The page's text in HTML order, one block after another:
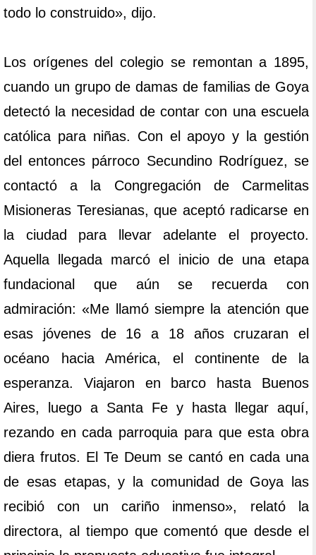
todo lo construido», dijo.
Los orígenes del colegio se remontan a 1895,
cuando un grupo de damas de familias de Goya
detectó la necesidad de contar con una escuela
católica para niñas. Con el apoyo y la gestión
del entonces párroco Secundino Rodríguez, se
contactó a la Congregación de Carmelitas
Misioneras Teresianas, que aceptó radicarse en
la ciudad para llevar adelante el proyecto.
Aquella llegada marcó el inicio de una etapa
fundacional que aún se recuerda con
admiración: «Me llamó siempre la atención que
esas jóvenes de 16 a 18 años cruzaran el
océano hacia América, el continente de la
esperanza. Viajaron en barco hasta Buenos
Aires, luego a Santa Fe y hasta llegar aquí,
rezando en cada parroquia para que esta obra
diera frutos. El Te Deum se cantó en cada una
de esas etapas, y la comunidad de Goya las
recibió con un cariño inmenso», relató la
directora, al tiempo que comentó que desde el